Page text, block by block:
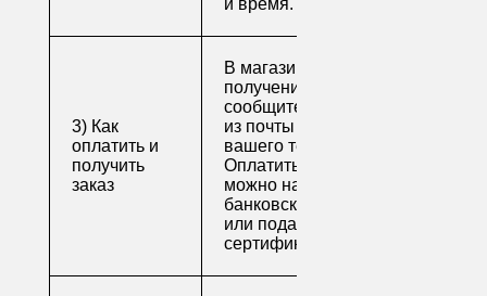
3) Как
оплатить и
получить
заказ
В магазине для
получения заказа
сообщите его номер
из почты или номер
вашего телефона.
Оплатить заказ
можно наличными,
банковской картой
или подарочным
сертификатом.